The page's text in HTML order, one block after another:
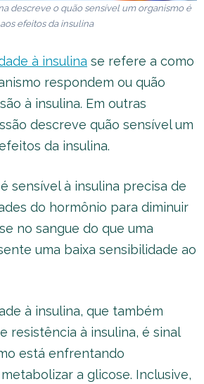
descreve o quão sensível um organismo é
aos efeitos da insulina
à insulina se refere a como
respondem ou quão
à insulina. Em outras
descreve quão sensível um
da insulina.
sensível à insulina precisa de
do hormônio para diminuir
no sangue do que uma
uma baixa sensibilidade ao
à insulina, que também
resistência à insulina, é sinal
está enfrentando
a glicose. Inclusive,